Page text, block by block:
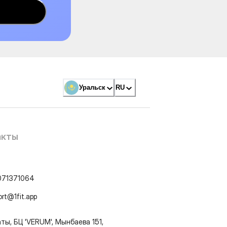
Уральск RU
БЦ 'VERUM', Мынбаева 151,